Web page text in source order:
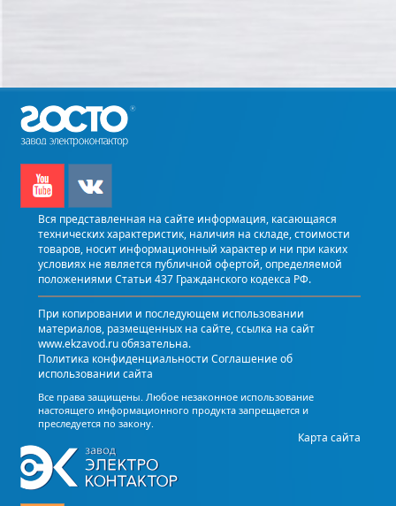
Вся представленная на сайте информация, касающаяся
технических характеристик, наличия на складе, стоимости
товаров, носит информационный характер и ни при каких
условиях не является публичной офертой, определяемой
положениями Статьи 437 Гражданского кодекса РФ.
При копировании и последующем использовании
материалов, размещенных на сайте, ссылка на сайт
www.ekzavod.ru обязательна.
Политика конфиденциальности Соглашение об
использовании сайта
Все права защищены. Любое незаконное использование
настоящего информационного продукта запрещается и
преследуется по закону.
Карта сайта